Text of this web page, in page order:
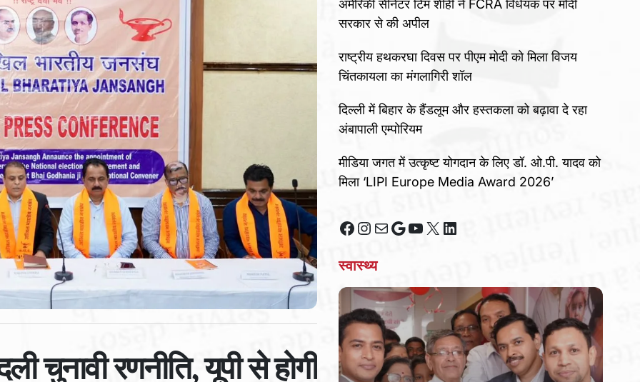
चुनावी रणनीति, यूपी से होगी
अमेरिकी सीनेटर टिम शीही ने FCRA विधेयक पर मोदी
सरकार से की अपील
राष्ट्रीय हथकरघा दिवस पर पीएम मोदी को मिला विजय
चिंतकायला का मंगलागिरी शॉल
दिल्ली में बिहार के हैंडलूम और हस्तकला को बढ़ावा दे रहा
अंबापाली एम्पोरियम
मीडिया जगत में उत्कृष्ट योगदान के लिए डॉ. ओ.पी. यादव को
मिला ‘LIPI Europe Media Award 2026’
Facebook
Instagram
MailGoogle
YouTube
X LinkedIn
स्वास्थ्य